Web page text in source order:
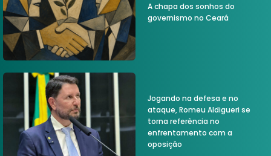
A chapa dos sonhos do
governismo no Ceará
Jogando na defesa e no
ataque, Romeu Aldigueri se
torna referência no
enfrentamento com a
oposição